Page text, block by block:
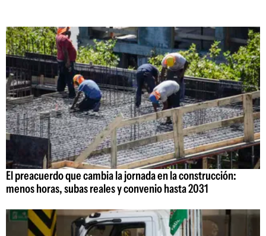
El preacuerdo que cambia la jornada en la construcción:
menos horas, subas reales y convenio hasta 2031